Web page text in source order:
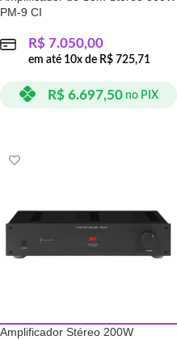
PM-9 CI
R$ 7.050,00
em até 10x de R$ 725,71
R$6.697,50 no PIX
Amplificador Stéreo 200W